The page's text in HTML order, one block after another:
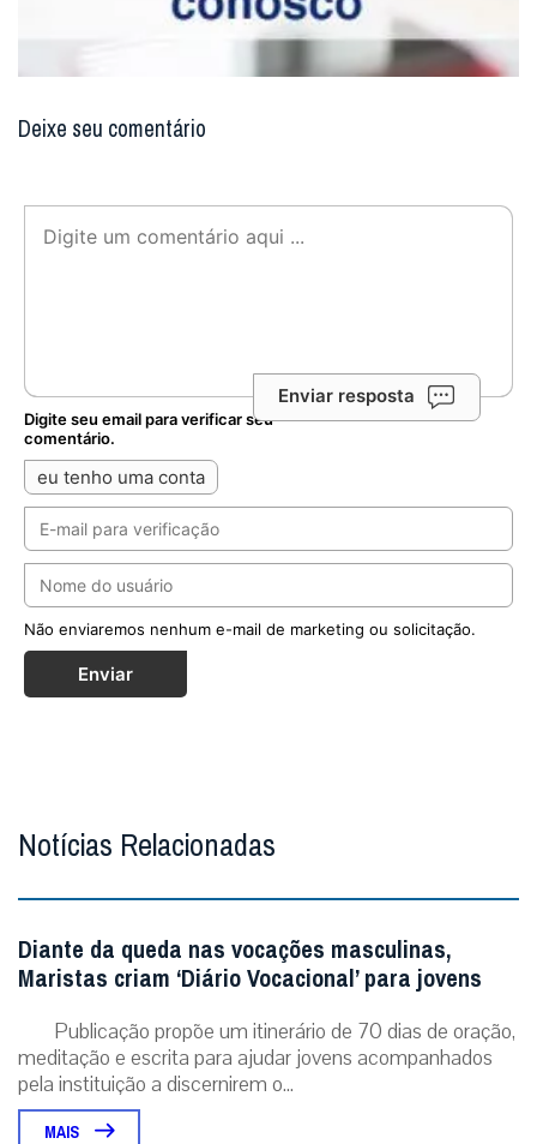
Deixe seu comentário
Enviar resposta
Digite seu email para verificar seu
comentário.
eu tenho uma conta
Não enviaremos nenhum e-mail de marketing ou solicitação.
Enviar
Notícias Relacionadas
Diante da queda nas vocações masculinas,
Maristas criam ‘Diário Vocacional’ para jovens
Publicação propõe um itinerário de 70 dias de oração,
meditação e escrita para ajudar jovens acompanhados
pela instituição a discernirem o...
MAIS